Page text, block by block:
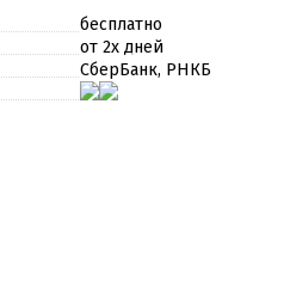
бесплатно
от 2х дней
СберБанк, РНКБ